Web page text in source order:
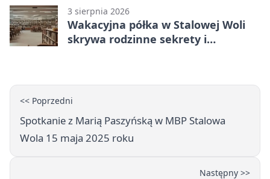
3 sierpnia 2026
Wakacyjna półka w Stalowej Woli
skrywa rodzinne sekrety i
<< Poprzedni
Spotkanie z Marią Paszyńską w MBP Stalowa
Wola 15 maja 2025 roku
Następny >>